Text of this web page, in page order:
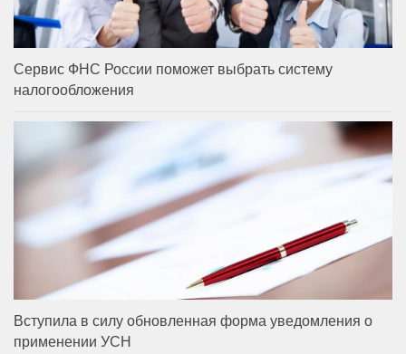
Сервис ФНС России поможет выбрать систему
налогообложения
Вступила в силу обновленная форма уведомления о
применении УСН